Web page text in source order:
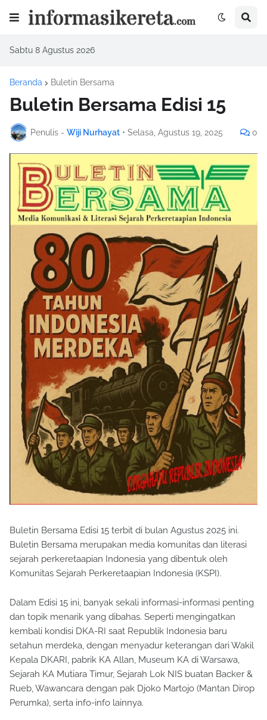
Sabtu 8 Agustus 2026
Beranda Buletin Bersama
Buletin Bersama Edisi 15
Penulis - Wiji Nurhayat • Selasa, Agustus 19, 2025 0
Buletin Bersama Edisi 15 terbit di bulan Agustus 2025 ini.
Buletin Bersama merupakan media komunitas dan literasi
sejarah perkeretaapian Indonesia yang dibentuk oleh
Komunitas Sejarah Perkeretaapian Indonesia (KSPI).
Dalam Edisi 15 ini, banyak sekali informasi-informasi penting
dan topik menarik yang dibahas. Seperti mengingatkan
kembali kondisi DKA-RI saat Republik Indonesia baru
setahun merdeka, dengan menyadur keterangan dari Wakil
Kepala DKARI, pabrik KA Allan, Museum KA di Warsawa,
Sejarah KA Mutiara Timur, Sejarah Lok NIS buatan Backer &
Rueb, Wawancara dengan pak Djoko Martojo (Mantan Dirop
Perumka), serta info-info lainnya.